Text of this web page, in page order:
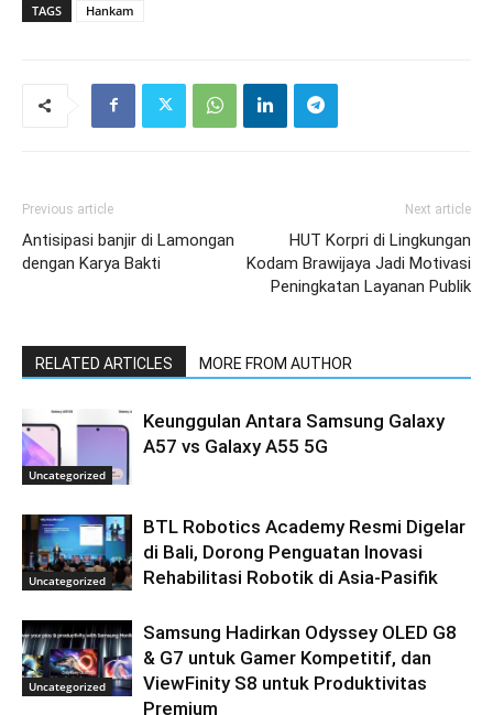
TAGS Hankam
Previous article
Antisipasi banjir di Lamongan
dengan Karya Bakti
Next article
HUT Korpri di Lingkungan
Kodam Brawijaya Jadi Motivasi
Peningkatan Layanan Publik
RELATED ARTICLES MORE FROM AUTHOR
Uncategorized
Keunggulan Antara Samsung Galaxy
A57 vs Galaxy A55 5G
Uncategorized
BTL Robotics Academy Resmi Digelar
di Bali, Dorong Penguatan Inovasi
Rehabilitasi Robotik di Asia-Pasifik
Uncategorized
Samsung Hadirkan Odyssey OLED G8
& G7 untuk Gamer Kompetitif, dan
ViewFinity S8 untuk Produktivitas
Premium